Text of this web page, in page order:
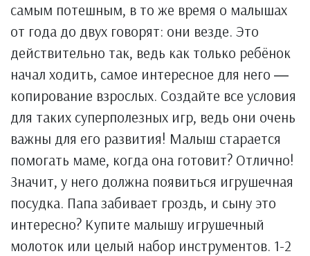
самым потешным, в то же время о малышах
от года до двух говорят: они везде. Это
действительно так, ведь как только ребёнок
начал ходить, самое интересное для него ―
копирование взрослых. Создайте все условия
для таких суперполезных игр, ведь они очень
важны для его развития! Малыш старается
помогать маме, когда она готовит? Отлично!
Значит, у него должна появиться игрушечная
посудка. Папа забивает гроздь, и сыну это
интересно? Купите малышу игрушечный
молоток или целый набор инструментов. 1-2